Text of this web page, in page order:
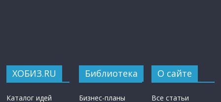
ХОБИЗ.RU
Каталог идей
Библиотека
Бизнес-планы
О сайте
Все статьи